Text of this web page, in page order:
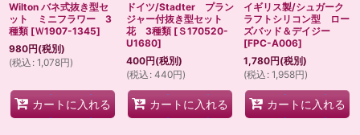
Wilton バネ式抜き型セ
ット ミニフラワー 3
種類 [Ｗ1907-1345]
980円(税別)
(税込 : 1,078円)
カートに入れる
ドイツ/Stadter プラン
ジャー付抜き型セット
花 3種類 [Ｓ170520-
U1680]
400円(税別)
(税込 : 440円)
カートに入れる
イギリス製/シュガーク
ラフトシリコン型 ロー
ズバッド＆デイジー
[FPC-A006]
1,780円(税別)
(税込 : 1,958円)
カートに入れる